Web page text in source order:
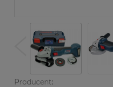
Producent: